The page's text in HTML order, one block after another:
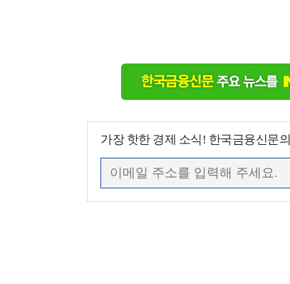
가장 핫한 경제 소식! 한국금융신문의